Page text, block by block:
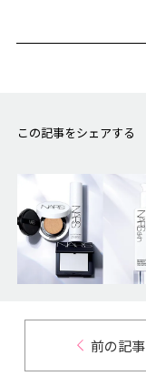
この記事をシェアする
前の記事